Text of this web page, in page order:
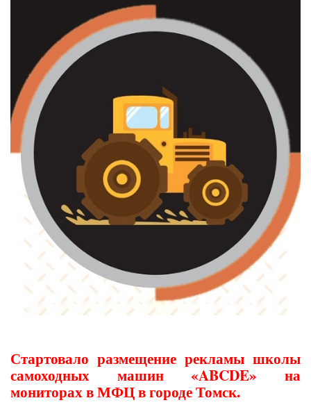
Стартовало размещение рекламы школы
самоходных машин «ABCDE» на
мониторах в МФЦ в городе Томск.